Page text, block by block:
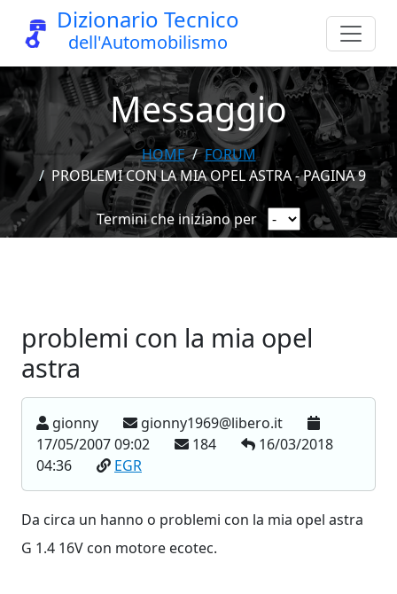
Dizionario Tecnico
dell'Automobilismo
Messaggio
HOME
FORUM
PROBLEMI CON LA MIA OPEL ASTRA - PAGINA 9
Termini che iniziano per
problemi con la mia opel
astra
gionny
gionny1969@libero.it
17/05/2007 09:02
184
16/03/2018
04:36
EGR
Da circa un hanno o problemi con la mia opel astra
G 1.4 16V con motore ecotec.